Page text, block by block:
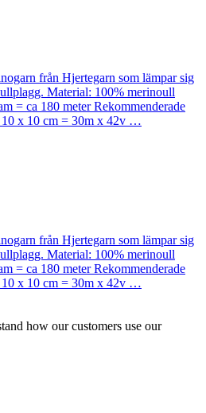
från Hjertegarn som lämpar sig
Material: 100% merinoull
= ca 180 meter Rekommenderade
10 x 10 cm = 30m x 42v …
från Hjertegarn som lämpar sig
Material: 100% merinoull
= ca 180 meter Rekommenderade
10 x 10 cm = 30m x 42v …
how our customers use our